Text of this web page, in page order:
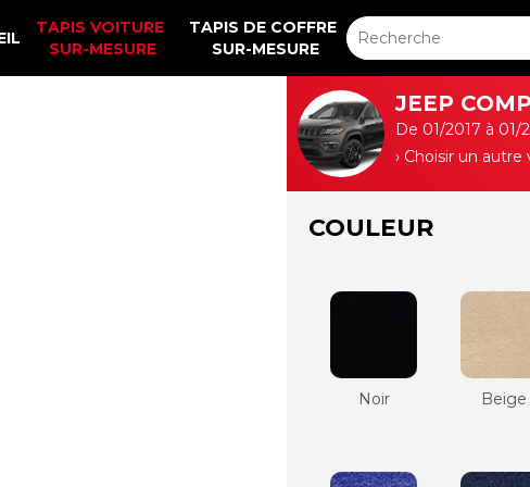
JEEP
De 01/2017 à 01/
› Choisir un autre
COULEUR
Noir Beige
TAPIS VOITURE
SUR-MESURE
TAPIS DE COFFRE
SUR-MESURE